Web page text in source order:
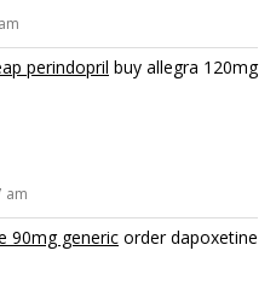
perindopril buy allegra 120mg
am
90mg generic order dapoxetine